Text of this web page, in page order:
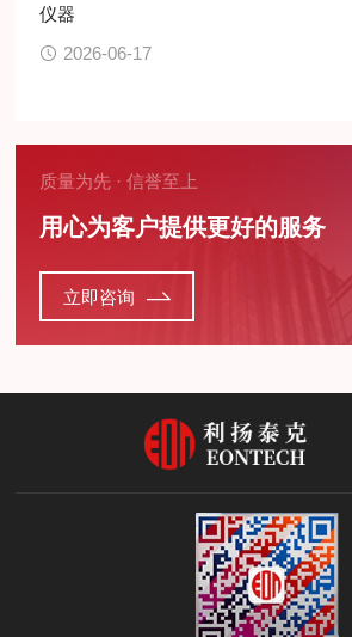
仪器
2026-06-17
质量为先 · 信誉至上
用心为客户提供更好的服务
立即咨询